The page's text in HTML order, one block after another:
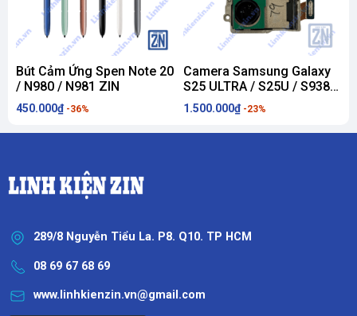
Bút Cảm Ứng Spen Note 20
/ N980 / N981 ZIN
450.000₫ -36%
Camera Samsung Galaxy
S25 ULTRA / S25U / S938
ZIN
1.500.000₫ -23%
289/8 Nguyễn Tiểu La. P8. Q10. TP HCM
08 69 67 68 69
www.linhkienzin.vn@gmail.com